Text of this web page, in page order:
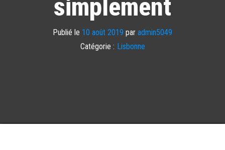
simplement
Publié le 10 août 2019 par admin5049
Catégorie : Lisbonne